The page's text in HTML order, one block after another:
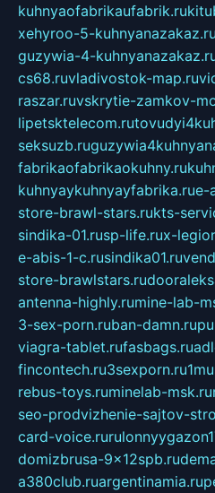
kuhnyaofabrikaufabrik.ru
xehyroo-5-kuhnyanazakaz.ru
guzywia-4-
cs68.ruvladivostok-map.ru
raszar.ruvskrytie-zamkov-
lipetsktelecom.ru
seksuzb.ru
fabrikaofabrikaokuhny.ru
kuhnyaykuhnyayfabrika.rue-
store-brawl-stars.rukts-
sindika-01.rusp-life.rux-
e-abis-1-c.rusindika01.ru
store-brawlstars.ru
antenna-highly.rumine-lab-
3-sex-porn.ruban-damn.ru
viagra-tablet.rufasbags.ru
fincontech.ru3sexporn.ru
rebus-toys.ruminelab-msk.ru
seo-prodvizhenie-sajtov-
card-voice.ru
domizbrusa-9x12spb.ru
a380club.ruargentinamia.ru